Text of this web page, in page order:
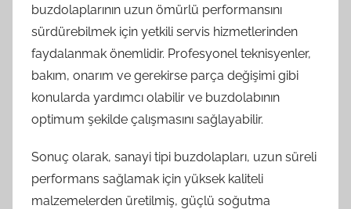
buzdolaplarının uzun ömürlü performansını
sürdürebilmek için yetkili servis hizmetlerinden
faydalanmak önemlidir. Profesyonel teknisyenler,
bakım, onarım ve gerekirse parça değişimi gibi
konularda yardımcı olabilir ve buzdolabının
optimum şekilde çalışmasını sağlayabilir.
Sonuç olarak, sanayi tipi buzdolapları, uzun süreli
performans sağlamak için yüksek kaliteli
malzemelerden üretilmiş, güçlü soğutma